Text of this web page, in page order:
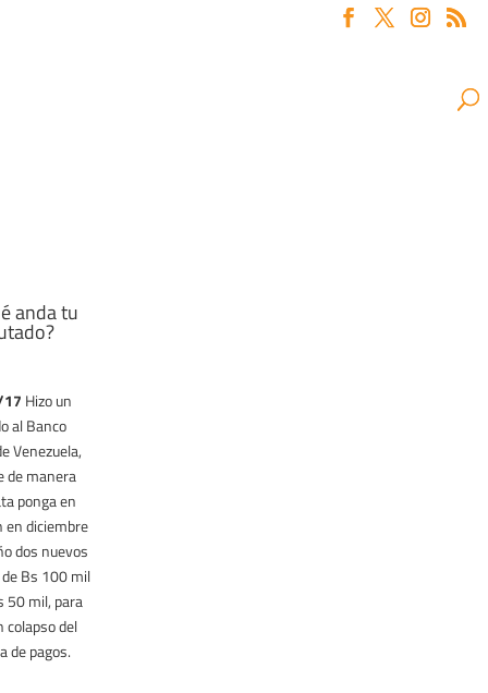
anda tu
Hizo un
al Banco
Venezuela,
de manera
ponga en
en diciembre
dos nuevos
Bs 100 mil
50 mil, para
colapso del
de pagos.
“
”